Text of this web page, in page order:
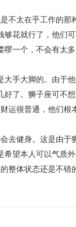
不太在乎工作的那
花就行了，他们
一个，不会有太多
大手大脚的。由于
了。狮子座可不
运很普通，他们根
去健身。这是由于
望本人可以气质
整体状态还是不错